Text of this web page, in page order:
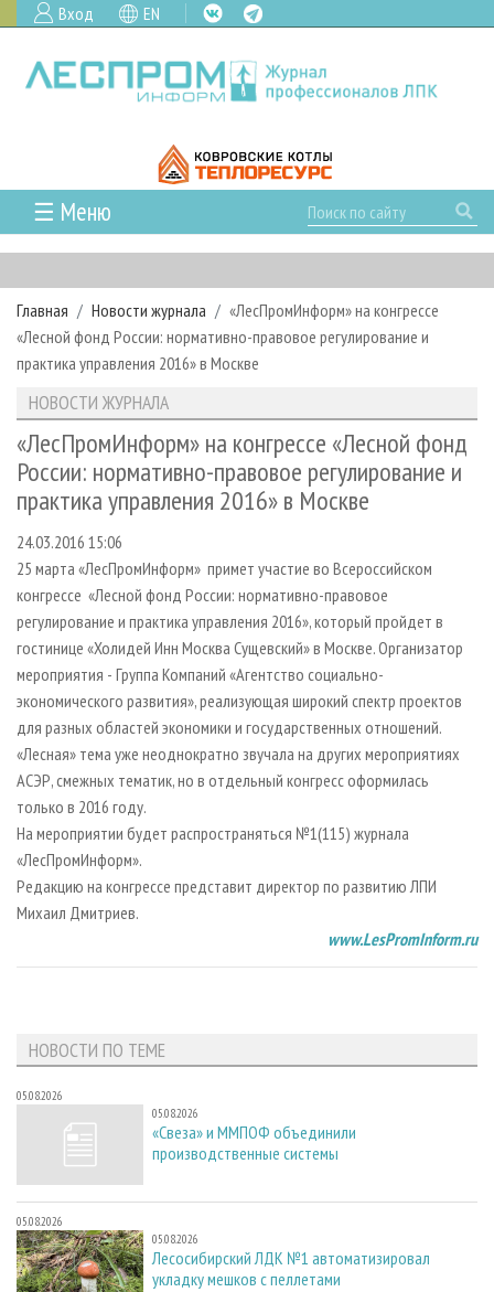
Вход EN
☰ Меню
ГЛАВНАЯ
РУБРИКИ И ТЕМЫ
РУБРИКИ ЖУРНАЛА
ЛЕСНОЕ ХОЗЯЙСТВО
ЛЕСОЗАГОТОВКА
ЛЕСОПИЛЕНИЕ
ДЕРЕВООБРАБОТКА
СУШКА ДРЕВЕСИНЫ
ПРОИЗВОДСТВО ДРЕВЕСНЫХ ПЛИТ
ДЕРЕВЯННОЕ ДОМОСТРОЕНИЕ
ПРОИЗВОДСТВО МЕБЕЛИ
БИОЭНЕРГЕТИКА
ЦБП
ИНСТРУМЕНТ И МАТЕРИАЛЫ
НОВОСТИ
КАЛЕНДАРЬ СОБЫТИЙ
НОВОСТИ ЛПК
НОВОСТИ ЖУРНАЛА
НОВОСТИ КОМПАНИЙ
ПРОЕКТЫ ЛПИ
АНАЛИТИКА
ПРЕДПРИЯТИЯ ЛПК
ЛЕСНЫЕ РЕГИОНЫ РОССИИ
ПЕРСОНЫ
МОБИЛЬНЫЕ ВЫСТАВКИ
ОФИЦИАЛЬНЫЕ ДЕЛЕГАЦИИ
ПРИОРИТЕТНЫЕ ИНВЕСТПРОЕКТЫ
RUSSIAN FORESTRY REVIEW
ГАЗЕТА ЛЕСПРОМФОРУМ
БИБЛИОТЕКА СПЕЦИАЛИСТА
АРХИВ
АРХИВ ЖУРНАЛОВ
СТАТЬИ
О ЖУРНАЛЕ
ПОДПИСКА
КОНТАКТЫ
РЕКЛАМОДАТЕЛЯМ
РЕКЛАМА
РЕКЛАМА НА САЙТЕ
Главная Новости журнала
«ЛесПромИнформ» на конгрессе
«Лесной фонд России: нормативно-правовое регулирование и
практика управления 2016» в Москве
НОВОСТИ ЖУРНАЛА
«ЛесПромИнформ» на конгрессе «Лесной фонд
России: нормативно-правовое регулирование и
практика управления 2016» в Москве
24.03.2016 15:06
25 марта «ЛесПромИнформ» примет участие во Всероссийском
конгрессе «Лесной фонд России: нормативно-правовое
регулирование и практика управления 2016», который пройдет в
гостинице «Холидей Инн Москва Сущевский» в Москве. Организатор
мероприятия - Группа Компаний «Агентство социально-
экономического развития», реализующая широкий спектр проектов
для разных областей экономики и государственных отношений.
«Лесная» тема уже неоднократно звучала на других мероприятиях
АСЭР, смежных тематик, но в отдельный конгресс оформилась
только в 2016 году.
На мероприятии будет распространяться №1(115) журнала
«ЛесПромИнформ».
Редакцию на конгрессе представит директор по развитию ЛПИ
Михаил Дмитриев.
www.LesPromInform.ru
НОВОСТИ ПО ТЕМЕ
05.08.2026
05.08.2026
«Свеза» и ММПОФ объединили
производственные системы
05.08.2026
05.08.2026
Лесосибирский ЛДК №1 автоматизировал
укладку мешков с пеллетами